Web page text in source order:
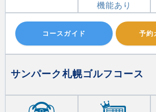
機能あり
コースガイド 予約
サンパーク札幌ゴルフコース